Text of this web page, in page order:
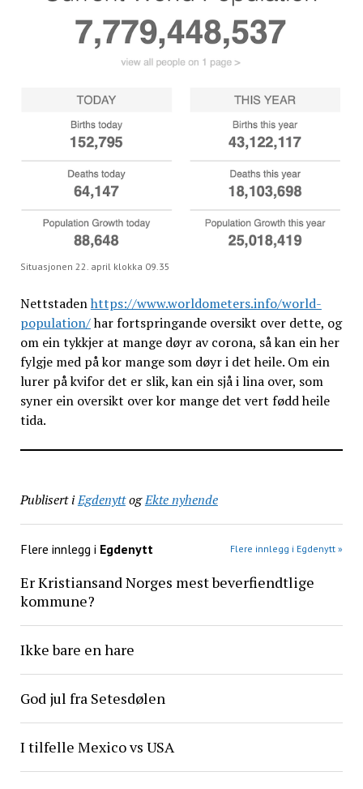
Situasjonen 22. april klokka 09.35
Nettstadenhttps://www.worldometers.info/world-
population/har fortspringande oversikt over dette, og
om ein tykkjer at mange døyr av corona, så kan ein her
fylgje med på kor mange som døyr i det heile. Om ein
lurer på kvifor det er slik, kan ein sjå i lina over, som
syner ein oversikt over kor mange det vert fødd heile
tida.
Publisert iEgdenyttogEkte nyhende
Flere innlegg i Egdenytt Flere innlegg i Egdenytt »
Er Kristiansand Norges mest beverfiendtlige
kommune?
Ikke bare en hare
God jul fra Setesdølen
I tilfelle Mexico vs USA